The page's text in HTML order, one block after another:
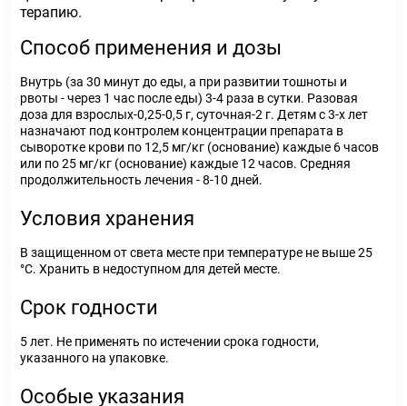
терапию.
Способ применения и дозы
Внутрь (за 30 минут до еды, а при развитии тошноты и
рвоты - через 1 час после еды) 3-4 раза в сутки. Разовая
доза для взрослых-0,25-0,5 г, суточная-2 г. Детям с 3-х лет
назначают под контролем концентрации препарата в
сыворотке крови по 12,5 мг/кг (основание) каждые 6 часов
или по 25 мг/кг (основание) каждые 12 часов. Средняя
продолжительность лечения - 8-10 дней.
Условия хранения
В защищенном от света месте при температуре не выше 25
°С. Хранить в недоступном для детей месте.
Срок годности
5 лет. Не применять по истечении срока годности,
указанного на упаковке.
Особые указания